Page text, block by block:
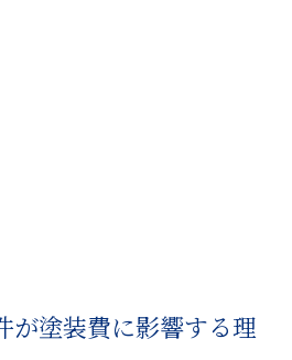
が塗装費に影響する理